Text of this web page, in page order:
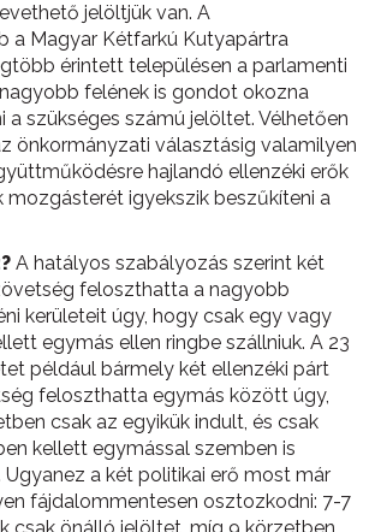
jelöltjük van. A
a Magyar Kétfarkú Kutyapártra
érintett településen a parlamenti
felének is gondot okozna
a szükséges számú jelöltet. Vélhetően
önkormányzati választásig valamilyen
hajlandó ellenzéki erők
mozgásterét igyekszik beszűkíteni a
A hatályos szabályozás szerint két
feloszthatta a nagyobb
kerületeit úgy, hogy csak egy vagy
egymás ellen ringbe szállniuk. A 23
például bármely két ellenzéki párt
feloszthatta egymás között úgy,
csak az egyikük indult, és csak
kellett egymással szemben is
a két politikai erő most már
fájdalommentesen osztozkodni: 7-7